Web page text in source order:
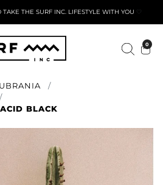
THE SURF INC. LIFESTYLE WITH YOU 🤍
0
UBRANIA
BLACK
ZWROTU